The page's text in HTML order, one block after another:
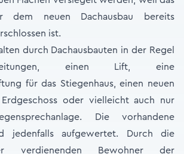
dem neuen Dachausbau bereits
ist.
durch Dachausbauten in der Regel
einen Lift, eine
für das Stiegenhaus, einen neuen
Erdgeschoss oder vielleicht auch nur
Die vorhandene
jedenfalls aufgewertet. Durch die
verdienenden Bewohner der